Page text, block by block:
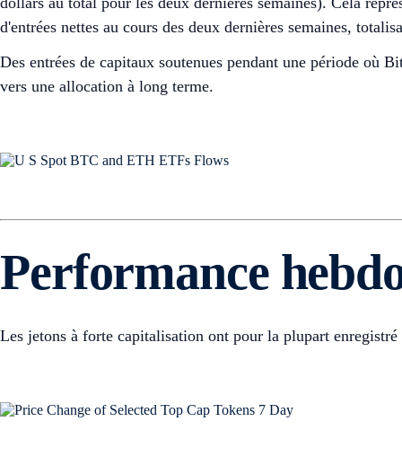
d'entrées nettes au cours des deux dernières semaines,
Des entrées de capitaux soutenues pendant une période où
vers une allocation à long terme.
Performance
Les jetons à forte capitalisation ont pour la plupart